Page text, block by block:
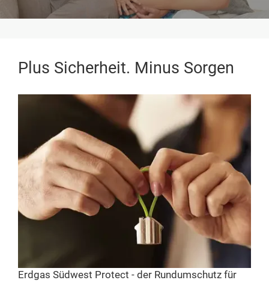
Plus Sicherheit. Minus Sorgen
Erdgas Südwest Protect - der Rundumschutz für